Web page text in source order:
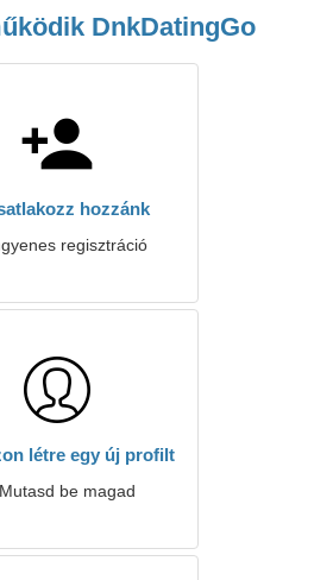
DnkDatingGo
hozzánk
regisztráció
létre egy új profilt
Mutasd be magad